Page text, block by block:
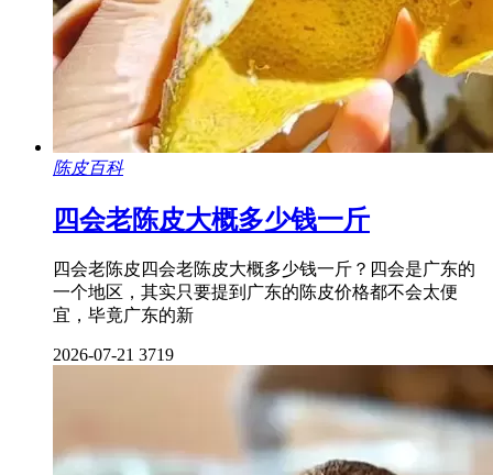
陈皮百科
四会老陈皮大概多少钱一斤
四会老陈皮四会老陈皮大概多少钱一斤？四会是广东的
一个地区，其实只要提到广东的陈皮价格都不会太便
宜，毕竟广东的新
2026-07-21 3719